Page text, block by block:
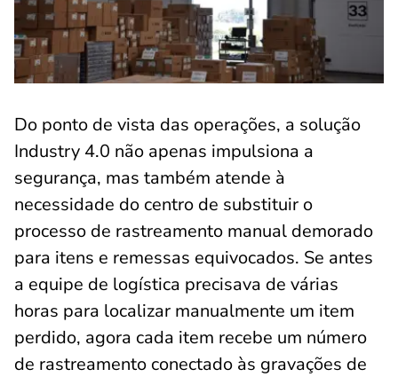
Do ponto de vista das operações, a solução
Industry 4.0 não apenas impulsiona a
segurança, mas também atende à
necessidade do centro de substituir o
processo de rastreamento manual demorado
para itens e remessas equivocados. Se antes
a equipe de logística precisava de várias
horas para localizar manualmente um item
perdido, agora cada item recebe um número
de rastreamento conectado às gravações de